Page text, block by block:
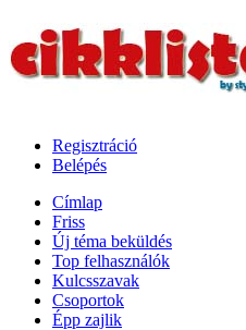
Regisztráció
Belépés
Címlap
Friss
Új téma beküldés
Top felhasználók
Kulcsszavak
Csoportok
Épp zajlik